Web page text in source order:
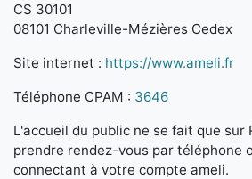
CS 30101
08101 Charleville-Mézières Cedex
Site internet : https://www.ameli.fr
Téléphone CPAM : 3646
L'accueil du public ne se fait que sur
prendre rendez-vous par téléphone
connectant à votre compte ameli.